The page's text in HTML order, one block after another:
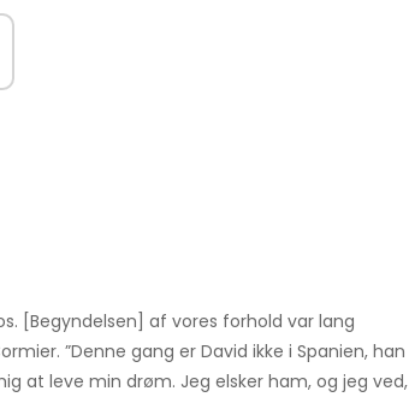
[Begyndelsen] af vores forhold var lang
”Denne gang er David ikke i Spanien, han
at leve min drøm. Jeg elsker ham, og jeg ved,